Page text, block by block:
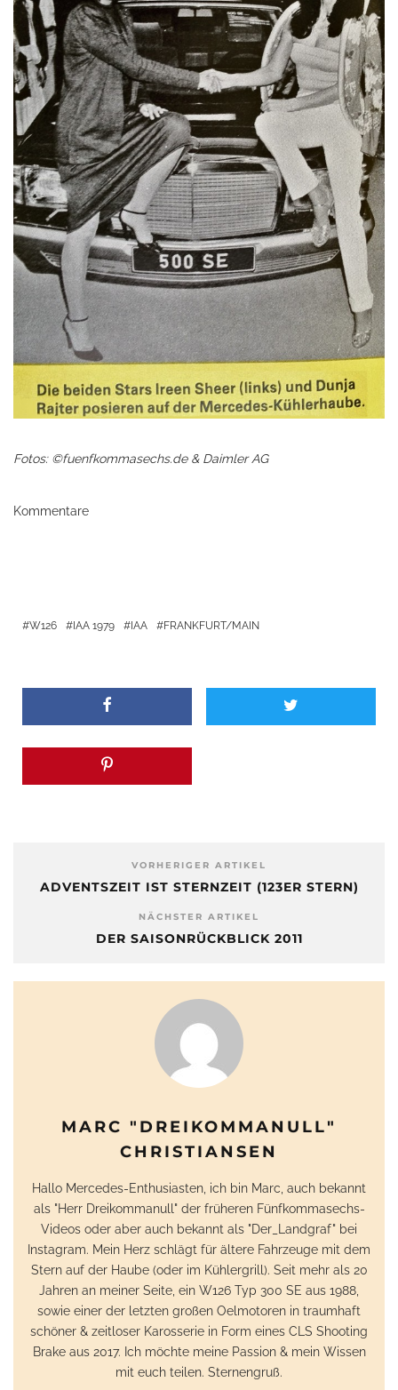
Fotos: ©fuenfkommasechs.de & Daimler AG
Kommentare
W126 IAA 1979 IAA FRANKFURT/MAIN
VORHERIGER ARTIKEL
ADVENTSZEIT IST STERNZEIT (123ER STERN)
NÄCHSTER ARTIKEL
DER SAISONRÜCKBLICK 2011
MARC "DREIKOMMANULL"
CHRISTIANSEN
Hallo Mercedes-Enthusiasten, ich bin Marc, auch bekannt
als "Herr Dreikommanull" der früheren Fünfkommasechs-
Videos oder aber auch bekannt als "Der_Landgraf" bei
Instagram. Mein Herz schlägt für ältere Fahrzeuge mit dem
Stern auf der Haube (oder im Kühlergrill). Seit mehr als 20
Jahren an meiner Seite, ein W126 Typ 300 SE aus 1988,
sowie einer der letzten großen Oelmotoren in traumhaft
schöner & zeitloser Karosserie in Form eines CLS Shooting
Brake aus 2017. Ich möchte meine Passion & mein Wissen
mit euch teilen. Sternengruß.